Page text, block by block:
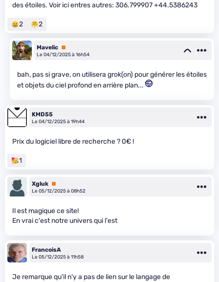
des étoiles. Voir ici entres autres: 306.799907 +44.5386243
2 2
Mavelic Premium
Le 04/12/2025 à 16h54
bah, pas si grave, on utilisera grok(on) pour générer les étoiles
et objets du ciel profond en arrière plan...
KMD55
Le 04/12/2025 à 19h44
Prix du logiciel libre de recherche ? 0€ !
1
Xgluk Premium
Le 05/12/2025 à 08h52
Il est magique ce site!
En vrai c'est notre univers qui l'est
FrancoisA
Le 05/12/2025 à 11h58
Je remarque qu'il n'y a pas de lien sur le langage de